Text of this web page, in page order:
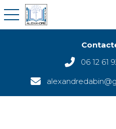
toggle navigation
06 12 61